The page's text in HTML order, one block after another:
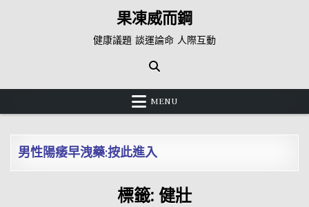
果凍威而鋼
健康議題 談運論命 人際互動
MENU
男性陽痿早洩藥:按此進入
標籤: 健壯